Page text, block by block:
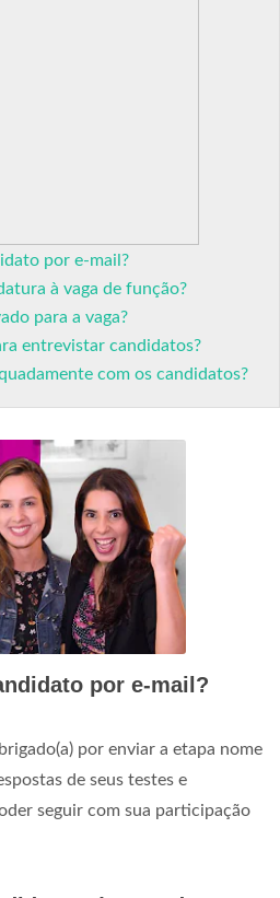
por e-mail?
à vaga de função?
para a vaga?
entrevistar candidatos?
com os candidatos?
por e-mail?
por enviar a etapa nome
de seus testes e
seguir com sua participação